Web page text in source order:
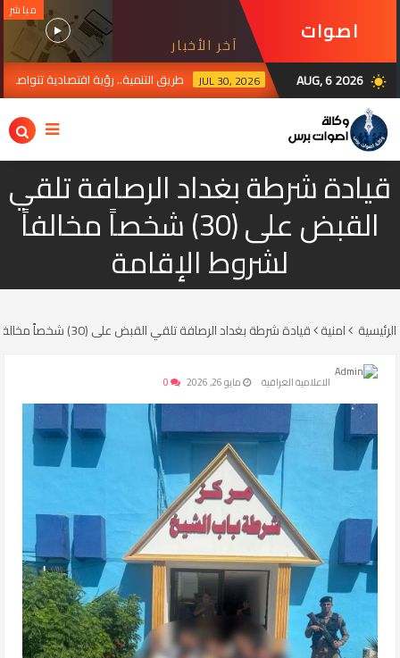
اصوات
برس
آخر الأخبار
مباشر
wb_sunny
AUG, 6 2026
JUL 30, 2026 طريق التنمية.. رؤية اقتصادية تتواصل من
قيادة شرطة بغداد الرصافة تلقي
القبض على (30) شخصاً مخالفاً
لشروط الإقامة
الرئيسية امنية قيادة شرطة بغداد الرصافة تلقي القبض على (30) شخصاً مخالفاً لشروط الإقامة
الاعلامية العراقية مايو 26, 2026